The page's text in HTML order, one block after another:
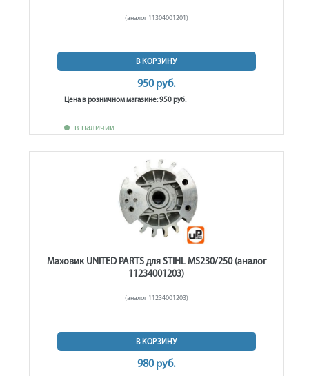
(аналог 11304001201)
В КОРЗИНУ
950 руб.
Цена в розничном магазине: 950 руб.
в наличии
Маховик UNITED PARTS для STIHL MS230/250 (аналог
11234001203)
(аналог 11234001203)
В КОРЗИНУ
980 руб.